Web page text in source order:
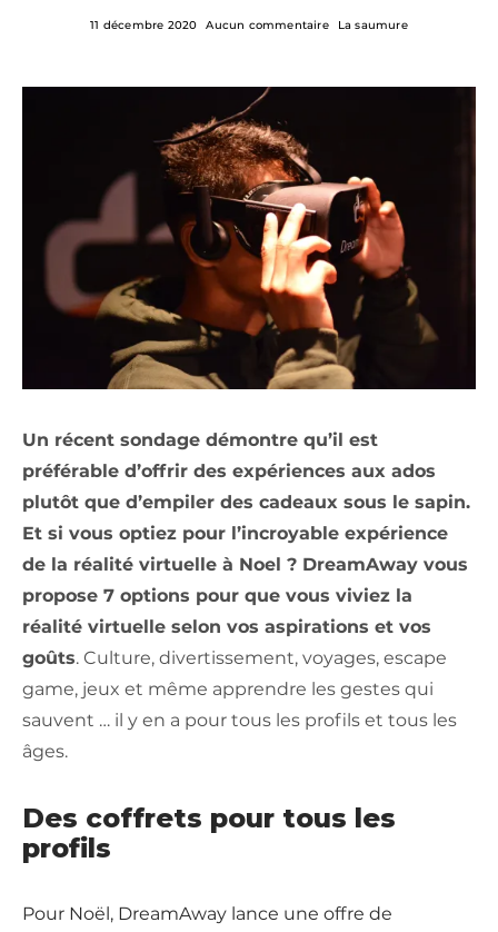
11 décembre 2020 Aucun commentaire La saumure
Un récent sondage démontre qu’il est
préférable d’offrir des expériences aux ados
plutôt que d’empiler des cadeaux sous le sapin.
Et si vous optiez pour l’incroyable expérience
de la réalité virtuelle à Noel ? DreamAway vous
propose 7 options pour que vous viviez la
réalité virtuelle selon vos aspirations et vos
goûts. Culture, divertissement, voyages, escape
game, jeux et même apprendre les gestes qui
sauvent … il y en a pour tous les profils et tous les
âges.
Des coffrets pour tous les
profils
Pour Noël, DreamAway lance une offre de